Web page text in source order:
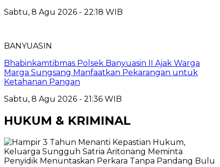
Sabtu, 8 Agu 2026 - 22:18 WIB
BANYUASIN
Bhabinkamtibmas Polsek Banyuasin II Ajak Warga
Marga Sungsang Manfaatkan Pekarangan untuk
Ketahanan Pangan
Sabtu, 8 Agu 2026 - 21:36 WIB
HUKUM & KRIMINAL